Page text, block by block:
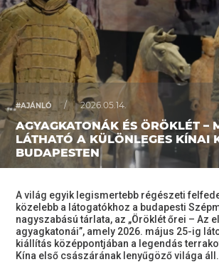
#AJÁNLÓ / 2026.05.14.
AGYAGKATONÁK ÉS ÖRÖKLÉT –
LÁTHATÓ A KÜLÖNLEGES KÍNAI
BUDAPESTEN
A világ egyik legismertebb régészeti
közelebb a látogatókhoz a budapesti
nagyszabású tárlata, az „Öröklét őrei – Az
agyagkatonái”, amely 2026. május 25-ig
kiállítás középpontjában a legendás
Kína első császárának lenyűgöző világa áll.